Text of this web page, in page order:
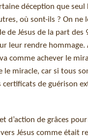
déception que
où sont-ils ? On
de Jésus de la part
leur rendre hommage.
comme achever le
le miracle, car si tous
de guérison
d’action de grâces
Jésus comme était